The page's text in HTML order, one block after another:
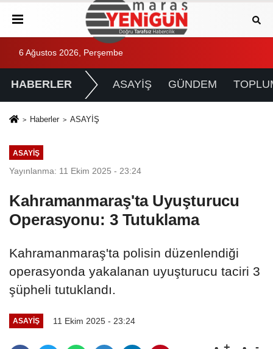
6 Ağustos 2026, Perşembe
HABERLER ASAYİŞ GÜNDEM
Haberler ASAYİŞ
ASAYİŞ
Yayınlanma: 11 Ekim 2025 - 23:24
Kahramanmaraş'ta Uyuşturucu
Operasyonu: 3 Tutuklama
Kahramanmaraş'ta polisin düzenlendiği
operasyonda yakalanan uyuşturucu taciri 3
şüpheli tutuklandı.
ASAYİŞ 11 Ekim 2025 - 23:24